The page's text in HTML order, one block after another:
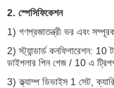
2. স্পেসিফিকেশন
1) গণপ্রজাতন্ত্রী ভর এবং
2) স্ট্যান্ডার্ড কনফিগারেশন:
ডাইপলার পিন গেজ / 10 এ
3) ক্ল্যাম্প ডিভাইস 1 সেট,